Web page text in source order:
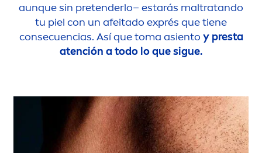
aunque sin pretenderlo– estarás maltratando
tu piel con un afeitado exprés que tiene
consecuencias. Así que toma asiento y presta
atención a todo lo que sigue.